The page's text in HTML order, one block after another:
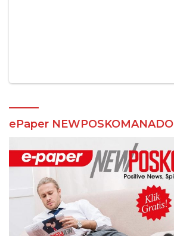
ePaper NEWPOSKOMANADO